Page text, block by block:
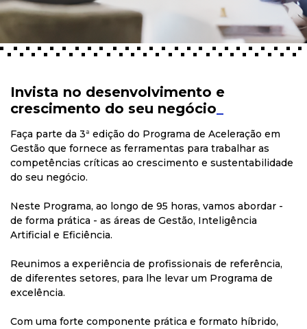
Invista no desenvolvimento e
crescimento do seu negócio
Faça parte da 3ª edição do Programa de Aceleração em
Gestão que fornece as ferramentas para trabalhar as
competências críticas ao crescimento e sustentabilidade
do seu negócio.
Neste Programa, ao longo de 95 horas, vamos abordar -
de forma prática - as áreas de Gestão, Inteligência
Artificial e Eficiência.
Reunimos a experiência de profissionais de referência,
de diferentes setores, para lhe levar um Programa de
excelência.
Com uma forte componente prática e formato híbrido,